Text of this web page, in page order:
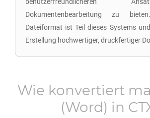
Dokumentenbearbeitung zu
Dateiformat ist Teil dieses Systems
Erstellung hochwertiger, druckfertiger
Wie konvertiert
(Word) in